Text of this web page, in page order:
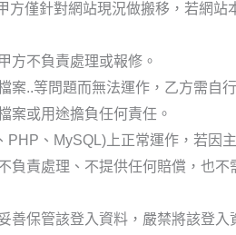
僅針對網站現況做搬移，若網站
方不負責處理或報修。
案..等問題而無法運作，乙方需自
案或用途擔負任何責任。
、MySQL)上正常運作，若因
負責處理、不提供任何賠償，也不
善保管該登入資料，嚴禁將該登入